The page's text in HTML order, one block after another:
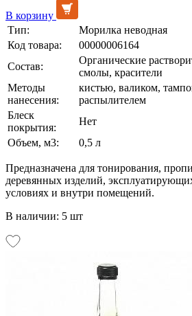
В корзину
Тип:
Морилка неводная
Код товара:
00000006164
Состав:
Органические
смолы, красители
Методы
нанесения:
кистью, валиком,
распылителем
Блеск
покрытия:
Нет
Объем, м3:
0,5 л
Предназначена для тонирования,
деревянных изделий,
условиях и внутри помещений.
В наличии: 5 шт